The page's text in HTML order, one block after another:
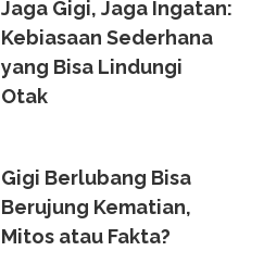
Jaga Gigi, Jaga Ingatan:
Kebiasaan Sederhana
yang Bisa Lindungi
Otak
Gigi Berlubang Bisa
Berujung Kematian,
Mitos atau Fakta?